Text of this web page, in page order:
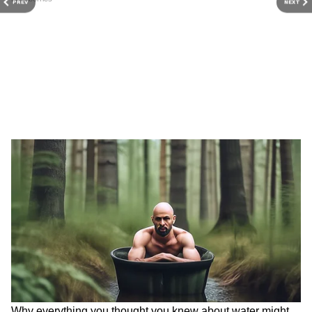
PREV NEXT
उनके इस बयान के बाद ऑनलाइन बहस छिड़ गई है,
एक यूज़र ने लिखा, “माननीय पीएम नरेंद्र मोदी ने आज
वैश्विक ऊर्जा संकट के दौरान ईंधन की खपत कम करने
और देश का समर्थन करने के लिए वर्क फ्रॉम होम,
ऑनलाइन मीटिंग्स और वीडियो कॉन्फ्रेंसिंग को फिर से
शुरू करने के लिए प्रोत्साहित किया। हम सभी IT कंपनियों
से अनुरोध करते हैं कि जहां भी संभव हो, WFH की
अनुमति दें। इससे ट्रैफिक कम होगा, ईंधन बचेगा,
कर्मचारियों की भलाई होगी और राष्ट्रीय हित का भी
समर्थन होगा।”
UPI ID किसी को दे दी? क्या इससे
खाली हो सकता है बैंक अकाउंट?
चीनी के दाम अचानक क्यों बढ़े? एक
महीने में 7% महंगी, सरकार ने